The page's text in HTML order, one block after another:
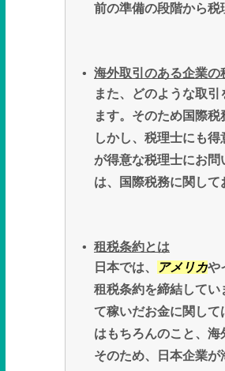
前の準備の段階から税
海外取引のある企業の
また、どのような取
ます。そのため国際
しかし、税理士にも
が得意な税理士にお
は、国際税務に関して
租税条約とは
日本では、
アメリカや
租税条約を締結して
て稼いだお金に関して
はもちろんのこと、海
そのため、日本企業が